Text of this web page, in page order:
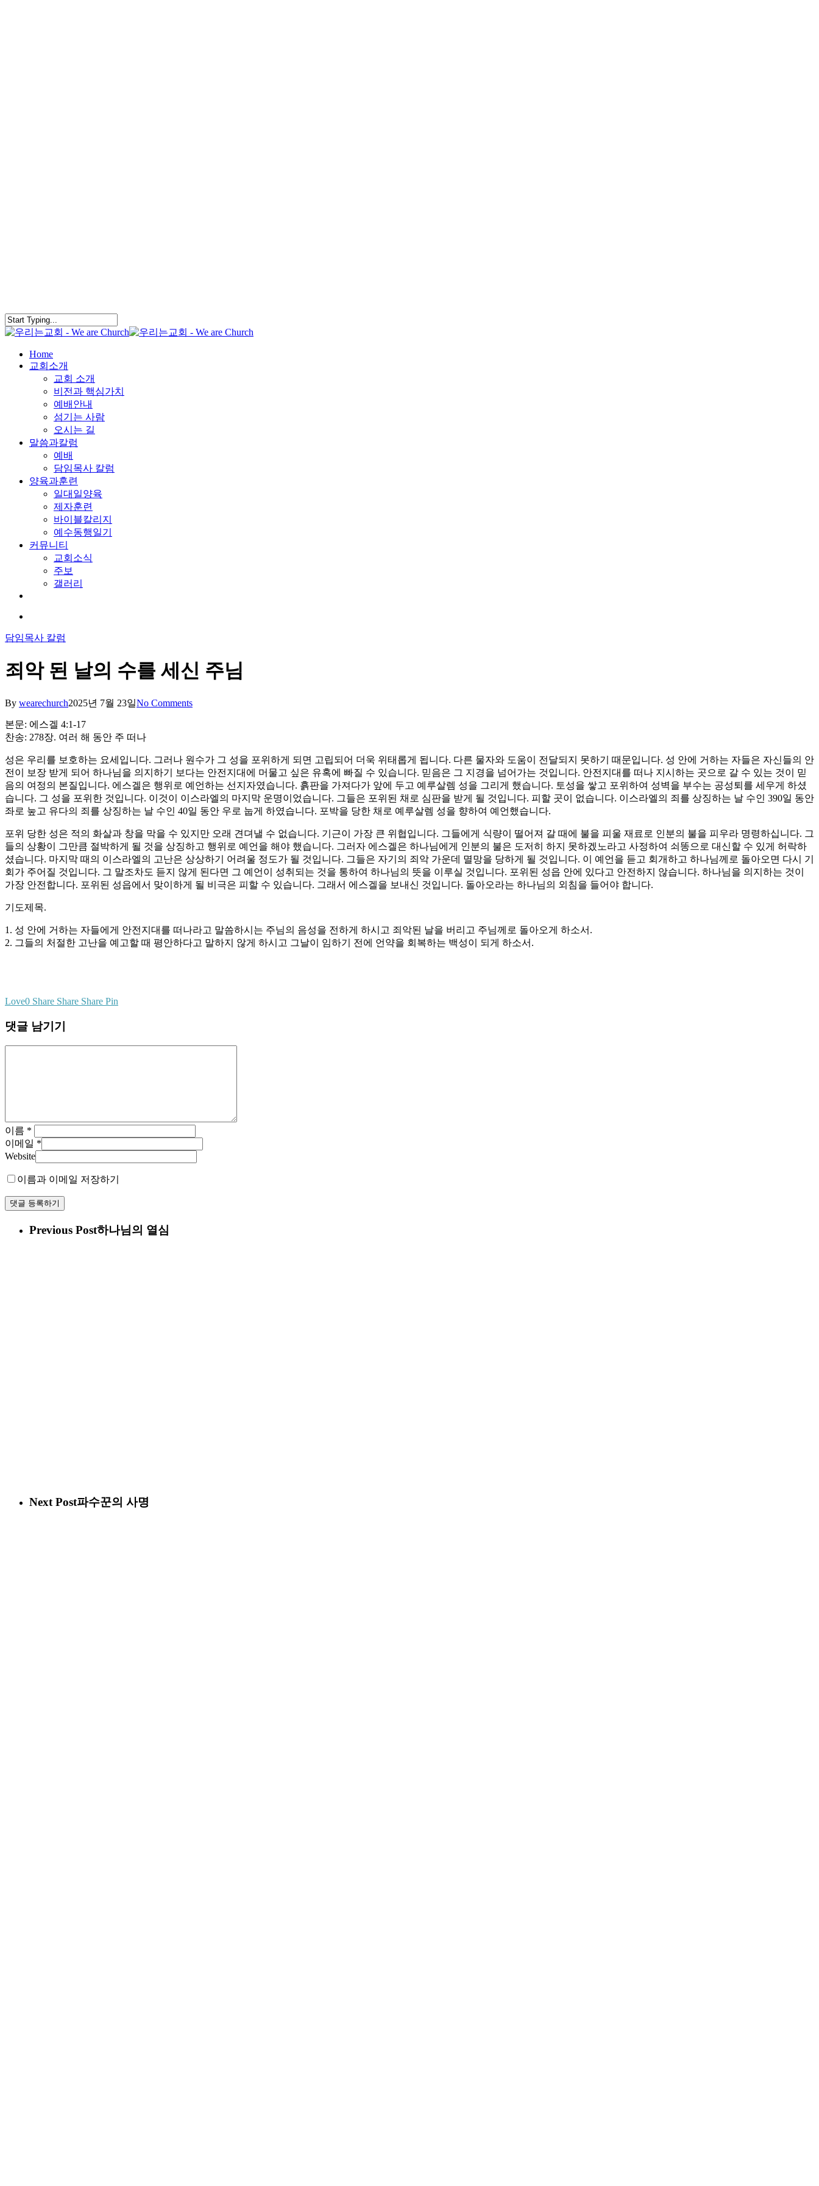
search
Menu
Home
교회소개
교회 소개
비전과 핵심가치
예배안내
섬기는 사람
오시는 길
말씀과칼럼
예배
담임목사 칼럼
양육과훈련
일대일양육
제자훈련
바이블칼리지
예수동행일기
커뮤니티
교회소식
주보
갤러리
담임목사 칼럼
죄악 된 날의 수를 세신 주님
By wearechurch2025년 7월 23일No Comments
본문: 에스겔 4:1-17
찬송: 278장. 여러 해 동안 주 떠나
성은 우리를 보호하는 요세입니다. 그러나 원수가 그 성을 포위하게 되면 고립되어 더욱 위태롭게 됩니다. 다른 물자와 도움이 전달되지 못하기 때문입니다. 성 안에 거하는 자들은 자신들의 안
전이 보장 받게 되어 하나님을 의지하기 보다는 안전지대에 머물고 싶은 유혹에 빠질 수 있습니다. 믿음은 그 지경을 넘어가는 것입니다. 안전지대를 떠나 지시하는 곳으로 갈 수 있는 것이 믿
음의 여정의 본질입니다. 에스겔은 행위로 예언하는 선지자였습니다. 흙판을 가져다가 앞에 두고 예루살렘 성을 그리게 했습니다. 토성을 쌓고 포위하여 성벽을 부수는 공성퇴를 세우게 하셨
습니다. 그 성을 포위한 것입니다. 이것이 이스라엘의 마지막 운명이었습니다. 그들은 포위된 채로 심판을 받게 될 것입니다. 피할 곳이 없습니다. 이스라엘의 죄를 상징하는 날 수인 390일 동안
좌로 눞고 유다의 죄를 상징하는 날 수인 40일 동안 우로 눕게 하였습니다. 포박을 당한 채로 예루살렘 성을 향하여 예언했습니다.
포위 당한 성은 적의 화살과 창을 막을 수 있지만 오래 견뎌낼 수 없습니다. 기근이 가장 큰 위협입니다. 그들에게 식량이 떨어져 갈 때에 불을 피울 재료로 인분의 불을 피우라 명령하십니다. 그
들의 상황이 그만큼 절박하게 될 것을 상징하고 행위로 예언을 해야 했습니다. 그러자 에스겔은 하나님에게 인분의 불은 도저히 하지 못하겠노라고 사정하여 쇠똥으로 대신할 수 있게 허락하
셨습니다. 마지막 때의 이스라엘의 고난은 상상하기 어려울 정도가 될 것입니다. 그들은 자기의 죄악 가운데 멸망을 당하게 될 것입니다. 이 예언을 듣고 회개하고 하나님께로 돌아오면 다시 기
회가 주어질 것입니다. 그 말조차도 듣지 않게 된다면 그 예언이 성취되는 것을 통하여 하나님의 뜻을 이루실 것입니다. 포위된 성읍 안에 있다고 안전하지 않습니다. 하나님을 의지하는 것이
가장 안전합니다. 포위된 성읍에서 맞이하게 될 비극은 피할 수 있습니다. 그래서 에스겔을 보내신 것입니다. 돌아오라는 하나님의 외침을 들어야 합니다.
기도제목.
1. 성 안에 거하는 자들에게 안전지대를 떠나라고 말씀하시는 주님의 음성을 전하게 하시고 죄악된 날을 버리고 주님께로 돌아오게 하소서.
2. 그들의 처절한 고난을 예고할 때 평안하다고 말하지 않게 하시고 그날이 임하기 전에 언약을 회복하는 백성이 되게 하소서.
Love0 Share Share Share Pin
댓글 남기기
이름 *
이메일 *
Website
이름과 이메일 저장하기
Previous Post하나님의 열심
Next Post파수꾼의 사명